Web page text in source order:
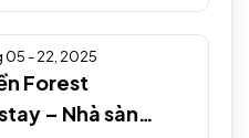
05 - 22, 2025
Forest
– Nhà sàn